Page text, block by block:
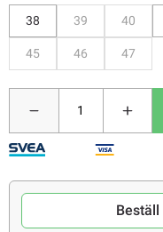
38
39 40
45 46 47
Beställ